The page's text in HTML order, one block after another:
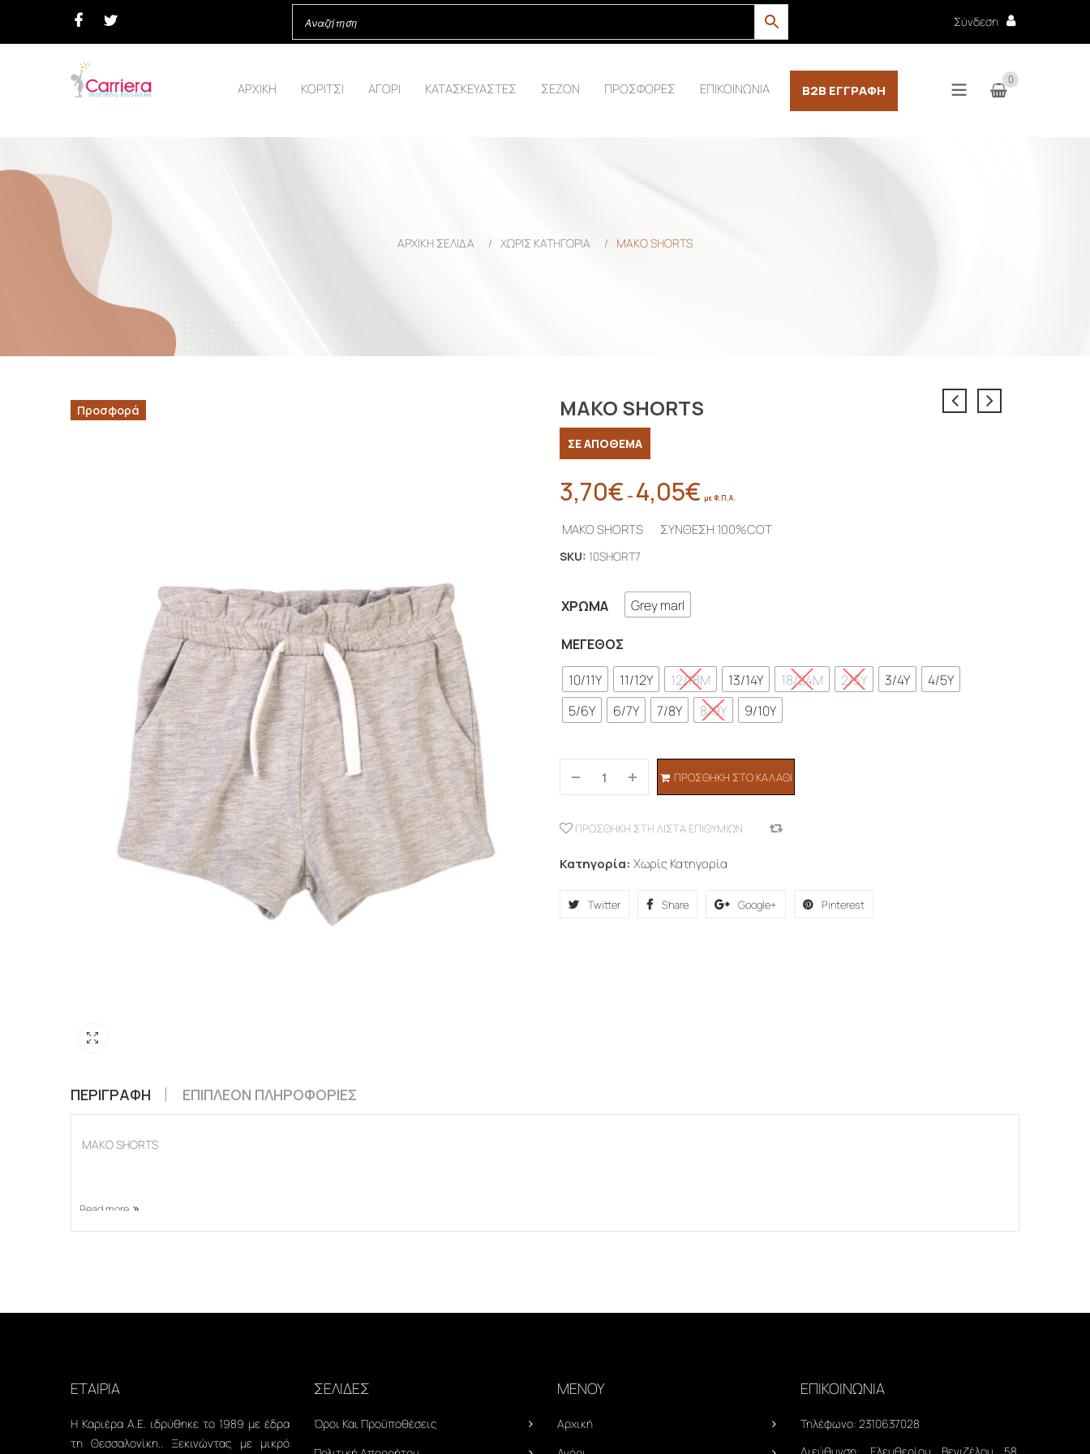
Σύνδεση
ΑΡΧΙΚΗ ΚΟΡΙΤΣΙ ΑΓΟΡΙ ΚΑΤΑΣΚΕΥΑΣΤΕΣ ΣΕΖΟΝ ΠΡΟΣΦΟΡΕΣ ΕΠΙΚΟΙΝΩΝΙΑ B2B ΕΓΓΡΑΦΉ
0
ΑΡΧΙΚΉ ΣΕΛΊΔΑ / ΧΩΡΊΣ ΚΑΤΗΓΟΡΊΑ / ΜΑΚΟ SHORTS
Προσφορά ΜΑΚΟ SHORTS
ΣΕ ΑΠΟΘΕΜΑ
3,70€ – 4,05€
3,70€
με Φ.Π.Α.
ΜΑΚΟ SHORTS ΣΥΝΘΕΣΗ 100%COT
SKU: 10SHORT7
ΧΡΏΜΑ Grey marl
ΜΈΓΕΘΟΣ
10/11Y
11/12Y 12/18M 13/14Y 18/24M 2/3Y 3/4Y
4/5Y
5/6Y
6/7Y 7/8Y 8/9Y 9/10Y
ΠΡΟΣΘΉΚΗ ΣΤΟ ΚΑΛΆΘΙ
ΠΡΟΣΘΉΚΗ ΣΤΗ ΛΊΣΤΑ ΕΠΙΘΥΜΙΏΝ
Κατηγορία:Χωρίς Κατηγορία
Twitter Share Google+ Pinterest
ΠΕΡΙΓΡΑΦΉ ΕΠΙΠΛΈΟΝ ΠΛΗΡΟΦΟΡΊΕΣ
ΜΑΚΟ SHORTS
Read more
ΕΤΑΙΡΙΑ
Η Καριέρα Α.Ε. ιδρύθηκε το 1989 με έδρα
τη Θεσσαλονίκη.. Ξεκινώντας με μικρό
ΣΕΛΙΔΕΣ
Όροι Και Προϋποθέσεις
ΜΕΝΟΥ
Αρχική
ΕΠΙΚΟΙΝΩΝΙΑ
Τηλέφωνο: 2310637028